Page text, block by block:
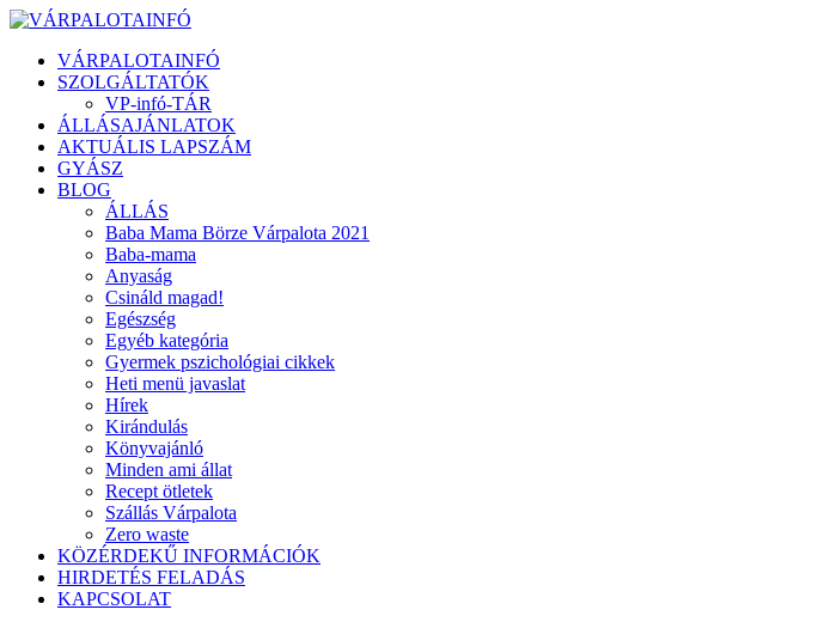
VÁRPALOTAINFÓ
SZOLGÁLTATÓK
VP-infó-TÁR
ÁLLÁSAJÁNLATOK
AKTUÁLIS LAPSZÁM
GYÁSZ
BLOG
ÁLLÁS
Baba Mama Börze Várpalota 2021
Baba-mama
Anyaság
Csináld magad!
Egészség
Egyéb kategória
Gyermek pszichológiai cikkek
Heti menü javaslat
Hírek
Kirándulás
Könyvajánló
Minden ami állat
Recept ötletek
Szállás Várpalota
Zero waste
KÖZÉRDEKŰ INFORMÁCIÓK
HIRDETÉS FELADÁS
KAPCSOLAT